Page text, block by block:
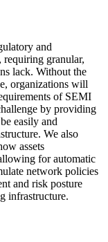
and
requiring granular,
lack. Without the
organizations will
of SEMI
by providing
easily and
We also
assets
for automatic
network policies
and risk posture
infrastructure.